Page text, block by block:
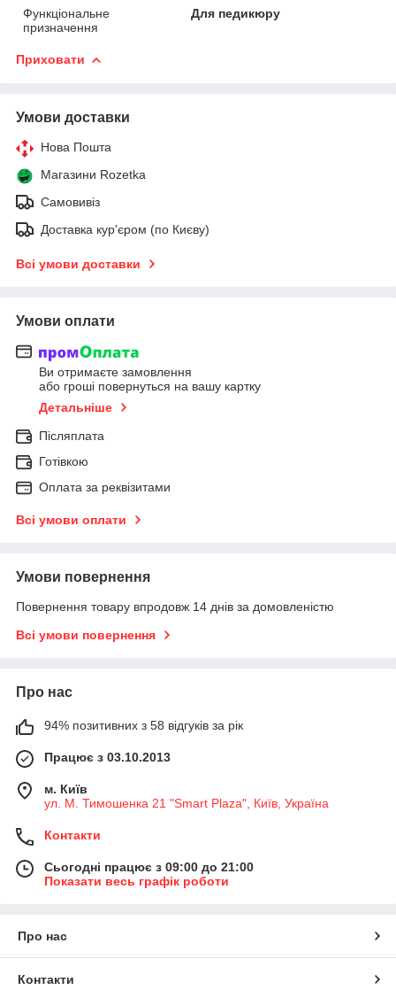
Функціональне
призначення
Для педикюру
Приховати
Умови доставки
Нова Пошта
Магазини Rozetka
Самовивіз
Доставка кур'єром (по Києву)
Всі умови доставки
Умови оплати
Ви отримаєте замовлення
або гроші повернуться на вашу картку
Детальніше
Післяплата
Готівкою
Оплата за реквізитами
Всі умови оплати
Умови повернення
Повернення товару впродовж 14 днів за домовленістю
Всі умови повернення
Про нас
94% позитивних з 58 відгуків за рік
Працює з 03.10.2013
м. Київ
ул. М. Тимошенка 21 "Smart Plaza", Київ, Україна
Контакти
Сьогодні працює з 09:00 до 21:00
Показати весь графік роботи
Про нас
Контакти